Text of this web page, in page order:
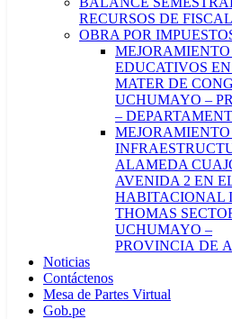
RECURSOS DE
OBRA POR
EDUCATIVOS
MATER DE
UCHUMAYO –
–
ALAMEDA
AVENIDA 2 EN
HABITACIONAL
THOMAS
UCHUMAYO –
PROVINCIA DE
Noticias
Contáctenos
Mesa de Partes Virtual
Gob.pe